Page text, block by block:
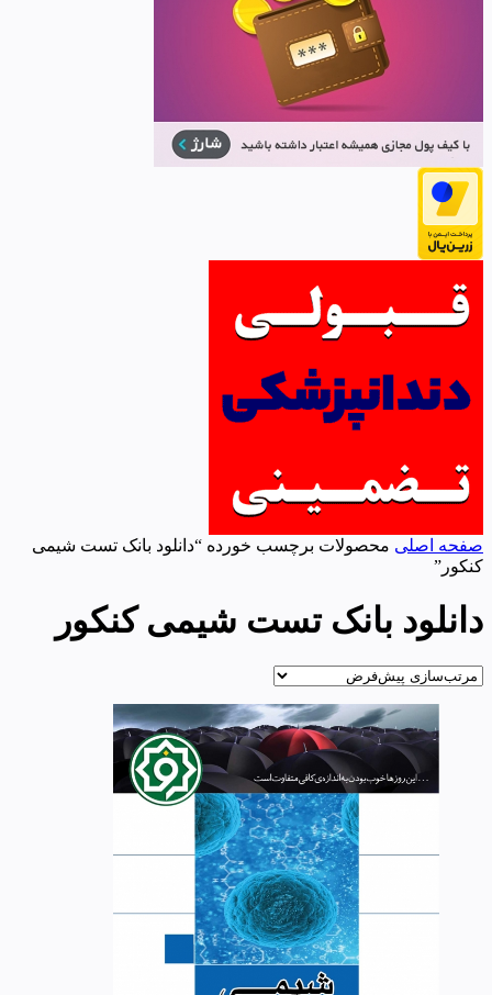
صفحه اصلی محصولات برچسب خورده “دانلود بانک تست شیمی
کنکور”
دانلود بانک تست شیمی کنکور